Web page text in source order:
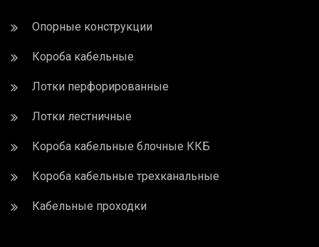
Опорные конструкции
Короба кабельные
Лотки перфорированные
Лотки лестничные
Короба кабельные блочные ККБ
Короба кабельные трехканальные
Кабельные проходки